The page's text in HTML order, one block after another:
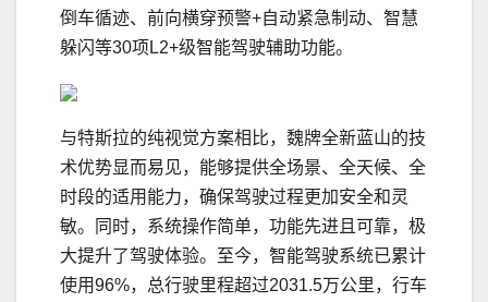
倒车循迹、前向横穿预警+自动紧急制动、智慧
躲闪等30项L2+级智能驾驶辅助功能。
与特斯拉的纯视觉方案相比，魏牌全新蓝山的技
术优势显而易见，能够提供全场景、全天候、全
时段的适用能力，确保驾驶过程更加安全和灵
敏。同时，系统操作简单，功能先进且可靠，极
大提升了驾驶体验。至今，智能驾驶系统已累计
使用96%，总行驶里程超过2031.5万公里，行车